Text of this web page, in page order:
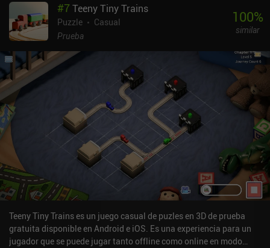
averiguar qué hacer, sino también cómo hacerlo. La mayoría de los
puzles están construidos de forma lógica y logran un buen
equilibrio entre accesibilidad y desafío, y el sistema de pistas
cuando estamos atascados. El juego es visualmente
impresionante, con cajas oscuras, atmosféricas y bellamente
modeladas que se ven muy bien tanto en teléfonos como en
tabletas. Aunque no reinventa el género, se sitúa con confianza
entre los mejores juegos de puzles mecánicos para móviles. Boxes:
Lost Fragments se puede probar gratis durante los diez primeros
niveles, tras los cuales se desbloquea el juego completo mediante
un iAP único de 7,99 $. Para los fans de juegos como The Room,
Boxes: Lost Fragments ofrece una experiencia pulida y envolvente
que merece la pena probar.
#7Teeny Tiny Trains
Puzzle
Casual
Prueba
100%
similar
Teeny Tiny Trains es un juego casual de puzles en 3D de prueba
gratuita disponible en Android e iOS. Es una experiencia para un
jugador que se puede jugar tanto offline como online en modo